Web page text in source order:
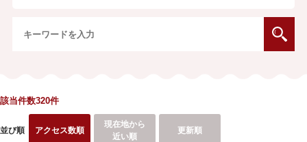
該当件数320件
並び順 アクセス数順
現在地から
近い順
更新順